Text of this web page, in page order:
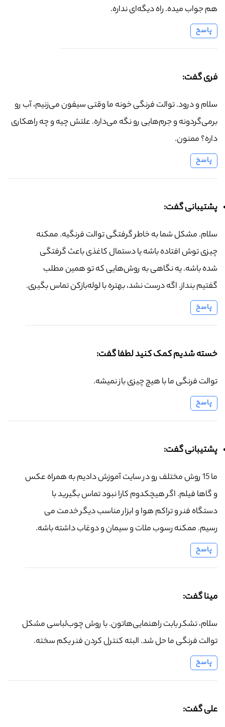
هم جواب میده. راه دیگه‌ای نداره.
پاسخ
فری گفت:
سلام و درود. توالت فرنگی خونه ما وقتی سیفون می‌زنیم، آب رو
برمی‌گردونه و جرم‌هایی رو نگه می‌داره. علتش چیه و چه راهکاری
داره؟ ممنون.
پاسخ
پشتیبانی گفت:
سلام. مشکل شما به خاطر گرفتگی توالت فرنگیه. ممکنه
چیزی توش افتاده باشه یا دستمال کاغذی باعث گرفتگی
شده باشه. یه نگاهی به روش‌هایی که تو همین مطلب
گفتیم بنداز. اگه درست نشد، بهتره با لوله‌بازکن تماس بگیری.
پاسخ
خسته شدیم کمک کنید لطفا گفت:
توالت فرنگی ما با هیچ چیزی باز نمیشه.
پاسخ
پشتیبانی گفت:
ما 15 روش مختلف رو در سایت آموزش دادیم به همراه عکس
و گاها فیلم. اگر هیچکدوم کارا نبود تماس بگیرید با
دستگاه فنر و تراکم هوا و ابزار مناسب دیگر خدمت می
رسیم. ممکنه رسوب ملات و سیمان و دوغاب داشته باشه.
پاسخ
مینا گفت:
سلام، تشکر بابت راهنمایی‌هاتون. با روش چوب‌لباسی مشکل
توالت فرنگی ما حل شد. البته کنترل کردن فنر یکم سخته.
پاسخ
علی گفت: